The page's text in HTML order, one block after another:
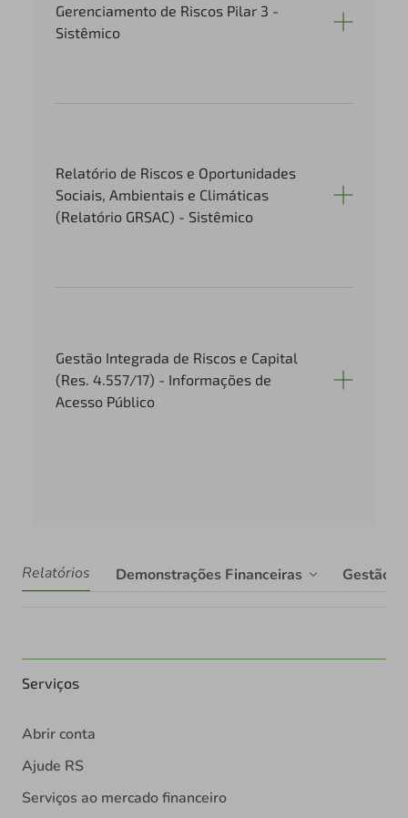
Gerenciamento de Riscos Pilar 3 -
Sistêmico
Relatório de Riscos e Oportunidades
Sociais, Ambientais e Climáticas
(Relatório GRSAC) - Sistêmico
Gestão Integrada de Riscos e Capital
(Res. 4.557/17) - Informações de
Acesso Público
Relatórios Demonstrações Financeiras Gestão
Serviços
Abrir conta
Ajude RS
Serviços ao mercado financeiro